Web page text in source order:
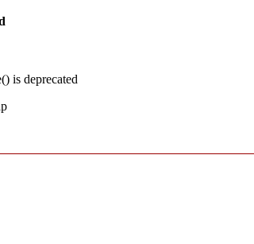
is deprecated